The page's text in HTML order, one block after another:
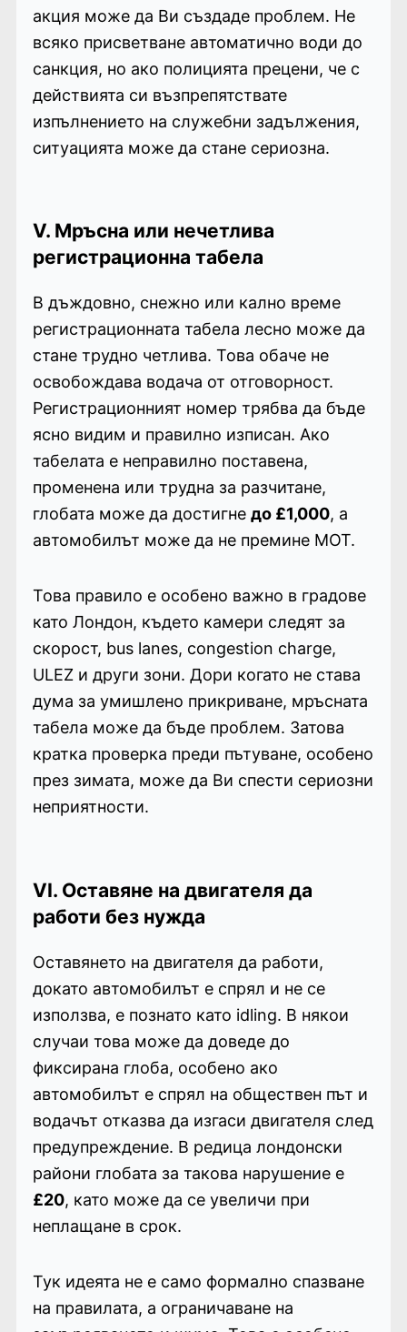
акция може да Ви създаде проблем. Не
всяко присветване автоматично води до
санкция, но ако полицията прецени, че с
действията си възпрепятствате
изпълнението на служебни задължения,
ситуацията може да стане сериозна.
V. Мръсна или нечетлива
регистрационна табела
В дъждовно, снежно или кално време
регистрационната табела лесно може да
стане трудно четлива. Това обаче не
освобождава водача от отговорност.
Регистрационният номер трябва да бъде
ясно видим и правилно изписан. Ако
табелата е неправилно поставена,
променена или трудна за разчитане,
глобата може да достигне до £1,000, а
автомобилът може да не премине MOT.
Това правило е особено важно в градове
като Лондон, където камери следят за
скорост, bus lanes, congestion charge,
ULEZ и други зони. Дори когато не става
дума за умишлено прикриване, мръсната
табела може да бъде проблем. Затова
кратка проверка преди пътуване, особено
през зимата, може да Ви спести сериозни
неприятности.
VI. Оставяне на двигателя да
работи без нужда
Оставянето на двигателя да работи,
докато автомобилът е спрял и не се
използва, е познато като idling. В някои
случаи това може да доведе до
фиксирана глоба, особено ако
автомобилът е спрял на обществен път и
водачът отказва да изгаси двигателя след
предупреждение. В редица лондонски
райони глобата за такова нарушение е
£20, като може да се увеличи при
неплащане в срок.
Тук идеята не е само формално спазване
на правилата, а ограничаване на